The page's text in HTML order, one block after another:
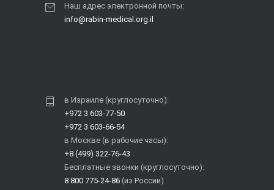
Наш адрес электронной почты:
info@rabin-medical.org.il
в Израиле (круглосуточно):
+972 3 603-77-50
+972 3 603-66-54
в Москве (в рабочие часы):
+8 (499) 322-76-43
Бесплатные звонки (круглосуточно):
8 800 775-24-86 (из России)